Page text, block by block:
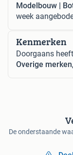
Modelbouw |
week
Kenmerken
Doorgaans
Overige
De onderstaande